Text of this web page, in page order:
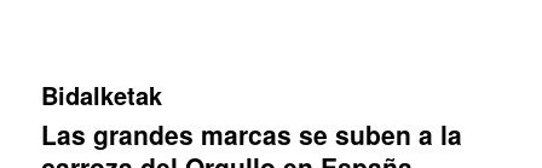
Bidalketak
Las grandes marcas se suben a la